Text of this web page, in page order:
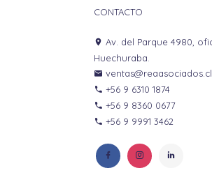
CONTACTO
Av. del Parque 4980,
Huechuraba.
ventas@reaasociados.cl
+56 9 6310 1874
+56 9 8360 0677
+56 9 9991 3462